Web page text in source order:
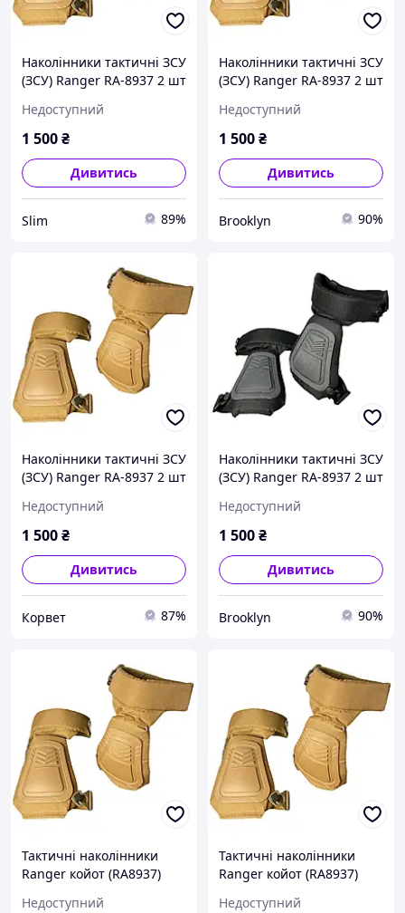
Наколінники тактичні ЗСУ
(ЗСУ) Ranger RA-8937 2 шт
Недоступний
1 500₴
Дивитись
Slim 89%
Наколінники тактичні ЗСУ
(ЗСУ) Ranger RA-8937 2 шт
Недоступний
1 500₴
Дивитись
Brooklyn 90%
Наколінники тактичні ЗСУ
(ЗСУ) Ranger RA-8937 2 шт
Недоступний
1 500₴
Дивитись
Корвет 87%
Наколінники тактичні ЗСУ
(ЗСУ) Ranger RA-8937 2 шт
Недоступний
1 500₴
Дивитись
Brooklyn 90%
Тактичні наколінники
Ranger койот (RA8937)
Недоступний
Тактичні наколінники
Ranger койот (RA8937)
Недоступний